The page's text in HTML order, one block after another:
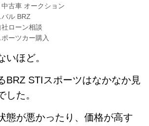
古車 オークション
ル BRZ
ローン相談
ーツカー購入
いほど。
BRZ STIスポーツはなかなか見
した。
態が悪かったり、価格が高す